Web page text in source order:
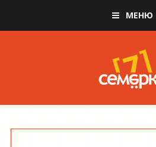
МЕНЮ